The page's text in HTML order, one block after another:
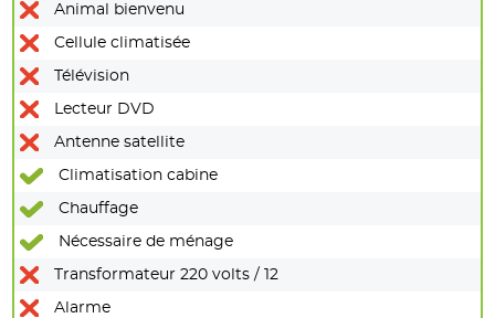
Animal bienvenu
Cellule climatisée
Télévision
Lecteur DVD
Antenne satellite
Climatisation cabine
Chauffage
Nécessaire de ménage
Transformateur 220 volts / 12
Alarme